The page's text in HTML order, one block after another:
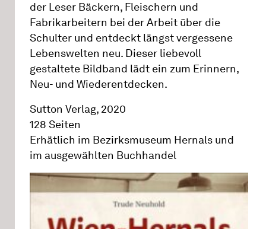
der Leser Bäckern, Fleischern und
Fabrikarbeitern bei der Arbeit über die
Schulter und entdeckt längst vergessene
Lebenswelten neu. Dieser liebevoll
gestaltete Bildband lädt ein zum Erinnern,
Neu- und Wiederentdecken.
Sutton Verlag, 2020
128 Seiten
Erhätlich im Bezirksmuseum Hernals und
im ausgewählten Buchhandel